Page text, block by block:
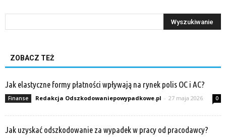
ZOBACZ TEŻ
Jak elastyczne formy płatności wpływają na rynek polis OC i AC?
Finanse Redakcja Odszkodowaniepowypadkowe.pl - 27 maja 2026 0
Jak uzyskać odszkodowanie za wypadek w pracy od pracodawcy?